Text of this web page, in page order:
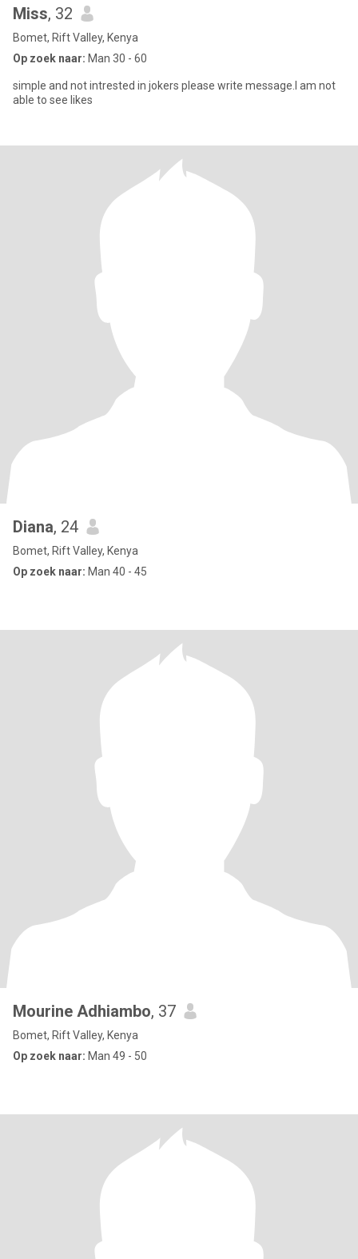
Miss, 32
Bomet, Rift Valley, Kenya
Op zoek naar: Man 30 - 60
simple and not intrested in jokers please write message.I am not
able to see likes
Diana, 24
Bomet, Rift Valley, Kenya
Op zoek naar: Man 40 - 45
Mourine Adhiambo, 37
Bomet, Rift Valley, Kenya
Op zoek naar: Man 49 - 50